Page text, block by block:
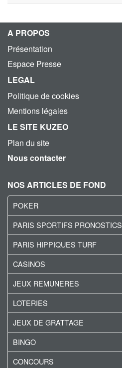
A PROPOS
Présentation
Espace Presse
LEGAL
Politique de cookies
Mentions légales
LE SITE KUZEO
Plan du site
Nous contacter
NOS ARTICLES DE FOND
POKER
PARIS SPORTIFS PRONOSTICS
PARIS HIPPIQUES TURF
CASINOS
JEUX REMUNERES
LOTERIES
JEUX DE GRATTAGE
BINGO
CONCOURS